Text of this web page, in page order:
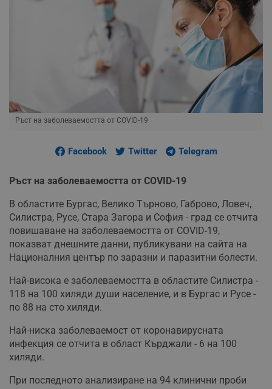
Ръст на заболеваемостта от COVID-19
Facebook Twitter Telegram
Ръст на заболеваемостта от COVID-19
В областите Бургас, Велико Търново, Габрово, Ловеч,
Силистра, Русе, Стара Загора и София - град се отчита
повишаване на заболеваемостта от COVID-19,
показват днешните данни, публикувани на сайта на
Националния център по заразни и паразитни болести.
Най-висока е заболеваемостта в областите Силистра -
118 на 100 хиляди души население, и в Бургас и Русе -
по 88 на сто хиляди.
Най-ниска заболеваемост от коронавирусната
инфекция се отчита в област Кърджали - 6 на 100
хиляди.
При последното анализиране на 94 клинични проби